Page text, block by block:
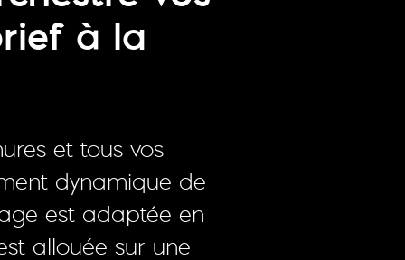
à la
et tous vos
dynamique de
est adaptée en
allouée sur une